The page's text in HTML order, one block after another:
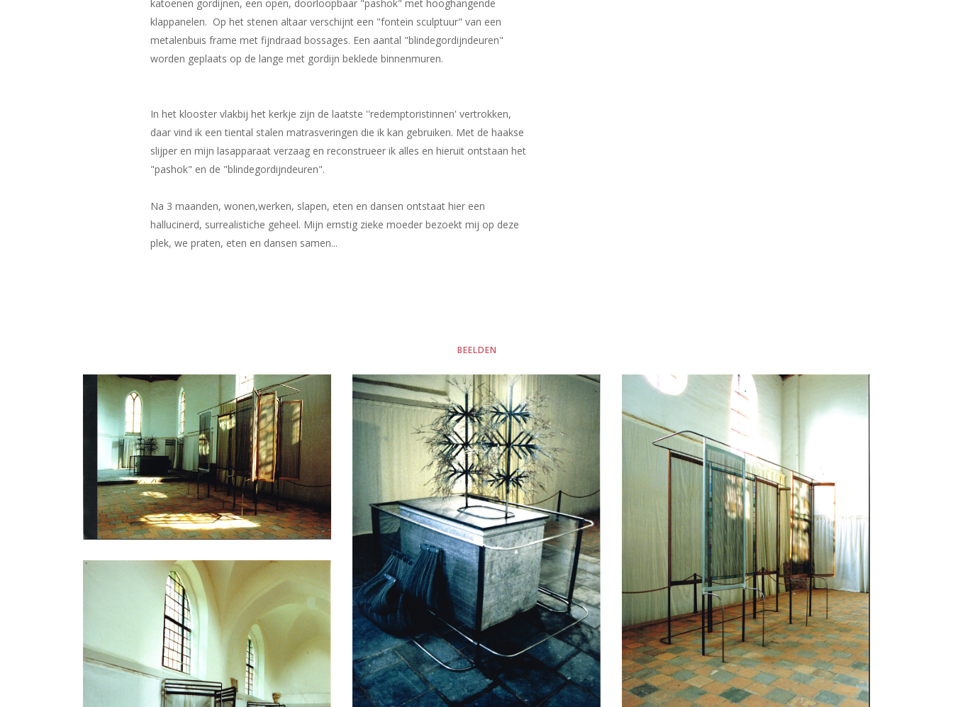
katoenen gordijnen, een open, doorloopbaar "pashok" met hooghangende
klappanelen. Op het stenen altaar verschijnt een "fontein sculptuur" van een
metalenbuis frame met fijndraad bossages. Een aantal "blindegordijndeuren"
worden geplaats op de lange met gordijn beklede binnenmuren.
In het klooster vlakbij het kerkje zijn de laatste ''redemptoristinnen' vertrokken,
daar vind ik een tiental stalen matrasveringen die ik kan gebruiken. Met de haakse
slijper en mijn lasapparaat verzaag en reconstrueer ik alles en hieruit ontstaan het
"pashok" en de "blindegordijndeuren".
Na 3 maanden, wonen,werken, slapen, eten en dansen ontstaat hier een
hallucinerd, surrealistiche geheel. Mijn ernstig zieke moeder bezoekt mij op deze
plek, we praten, eten en dansen samen...
BEELDEN